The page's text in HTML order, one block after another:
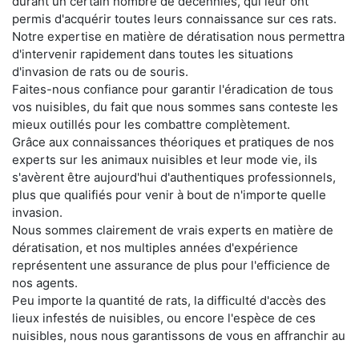
permis d'acquérir toutes leurs connaissance sur ces rats.
Notre expertise en matière de dératisation nous permettra
d'intervenir rapidement dans toutes les situations
d'invasion de rats ou de souris.
Faites-nous confiance pour garantir l'éradication de tous
vos nuisibles, du fait que nous sommes sans conteste les
mieux outillés pour les combattre complètement.
Grâce aux connaissances théoriques et pratiques de nos
experts sur les animaux nuisibles et leur mode vie, ils
s'avèrent être aujourd'hui d'authentiques professionnels,
plus que qualifiés pour venir à bout de n'importe quelle
invasion.
Nous sommes clairement de vrais experts en matière de
dératisation, et nos multiples années d'expérience
représentent une assurance de plus pour l'efficience de
nos agents.
Peu importe la quantité de rats, la difficulté d'accès des
lieux infestés de nuisibles, ou encore l'espèce de ces
nuisibles, nous nous garantissons de vous en affranchir au